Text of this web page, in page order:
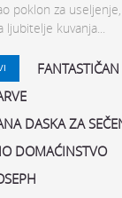
poklon za
ljubitelje kuvanja...
DASKA ZA
DOMAĆINSTVO